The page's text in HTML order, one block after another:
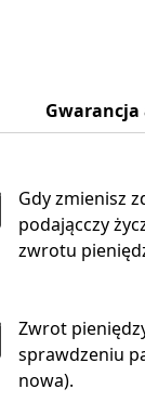
Gdy zmienisz
podającczy
zwrotu
Zwrot
sprawdzeniu
nowa).